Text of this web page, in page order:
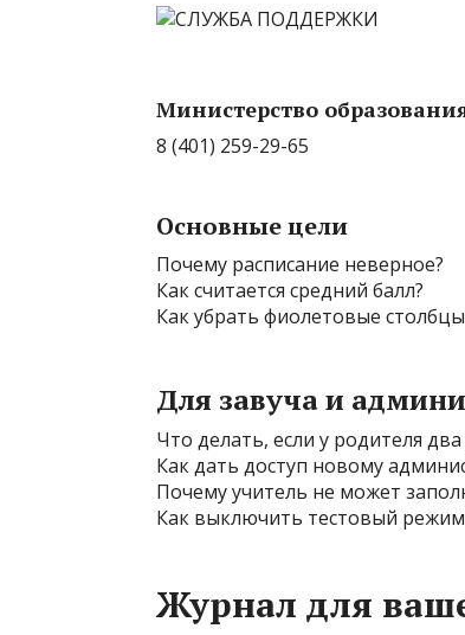
Министерство
8 (401) 259-29-65
Основные цели
Почему расписание неверное?
Как считается средний балл?
Как убрать фиолетовые
Для завуча и
Что делать, если у родителя
Как дать доступ новому
Почему учитель не может
Как выключить тестовый режим
Журнал для